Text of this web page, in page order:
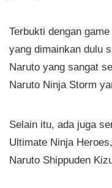
Terbukti dengan
yang dimainkan dulu
Naruto yang sangat
Naruto Ninja Storm
Selain itu, ada juga
Ultimate Ninja
Naruto Shippuden